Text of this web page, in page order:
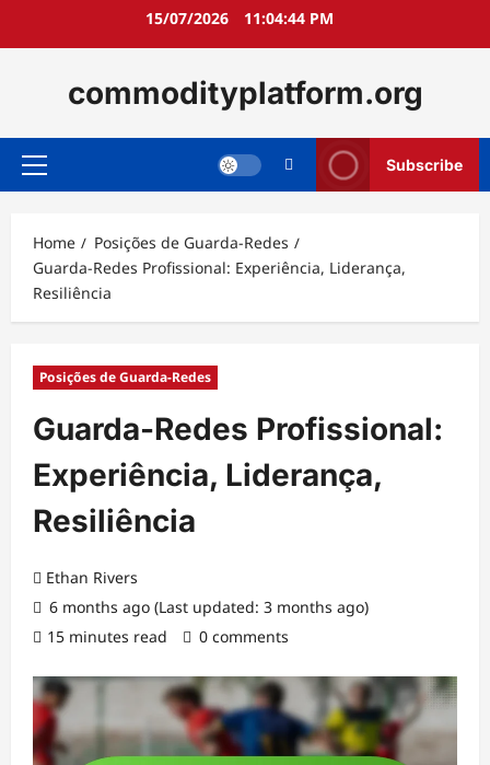
15/07/2026 11:04:45 PM
commodityplatform.org
Primary
Subscribe
Home
Posições de Guarda-Redes
Guarda-Redes Profissional: Experiência, Liderança,
Resiliência
Posições de Guarda-Redes
Guarda-Redes Profissional:
Experiência, Liderança,
Resiliência
Ethan Rivers
6 months ago (Last updated: 3 months ago)
15 minutes read
0 comments